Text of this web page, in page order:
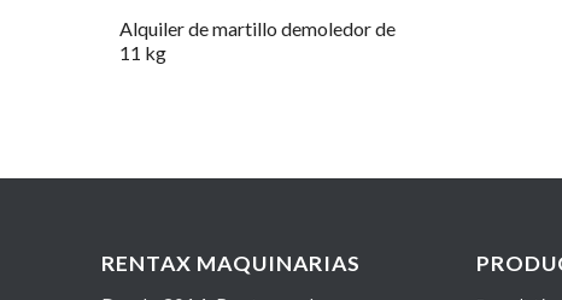
Alquiler de martillo demoledor de
11 kg
RENTAX MAQUINARIAS